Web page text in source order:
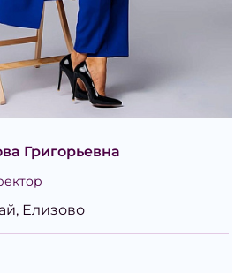
Григорьевна
Елизово